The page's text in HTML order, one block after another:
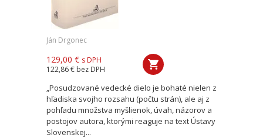
Ján Drgonec
129,00 € s DPH
122,86 € bez DPH
„Posudzované vedecké dielo je bohaté nielen z
hľadiska svojho rozsahu (počtu strán), ale aj z
pohľadu množstva myšlienok, úvah, názorov a
postojov autora, ktorými reaguje na text Ústavy
Slovenskej...